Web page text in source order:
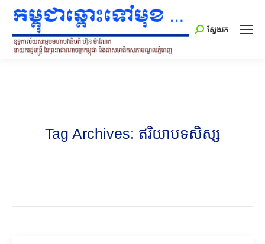
Search:
ស្វែងរក
Tag Archives: ឥរិយាបទសិស្ស